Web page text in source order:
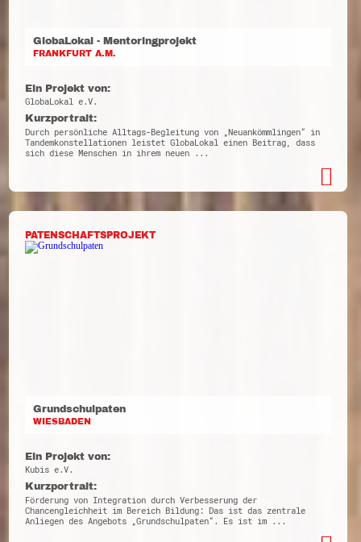
GlobaLokal - Mentoringprojekt
FRANKFURT A.M.
Ein Projekt von:
GlobaLokal e.V.
Kurzportrait:
Durch persönliche Alltags-Begleitung von „Neuankömmlingen“ in
Tandemkonstellationen leistet GlobaLokal einen Beitrag, dass
sich diese Menschen in ihrem neuen ...
PATENSCHAFTSPROJEKT
Grundschulpaten
WIESBADEN
Ein Projekt von:
Kubis e.V.
Kurzportrait:
Förderung von Integration durch Verbesserung der
Chancengleichheit im Bereich Bildung: Das ist das zentrale
Anliegen des Angebots „Grundschulpaten“. Es ist im ...